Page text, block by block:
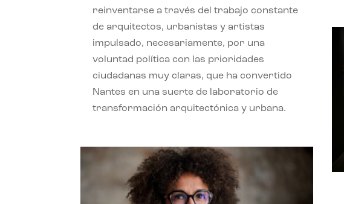
reinventarse a través del trabajo constante
de arquitectos, urbanistas y artistas
impulsado, necesariamente, por una
voluntad política con las prioridades
ciudadanas muy claras, que ha convertido
Nantes en una suerte de laboratorio de
transformación arquitectónica y urbana.